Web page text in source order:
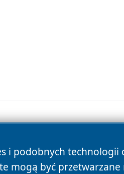
i podobnych technologii
mogą być